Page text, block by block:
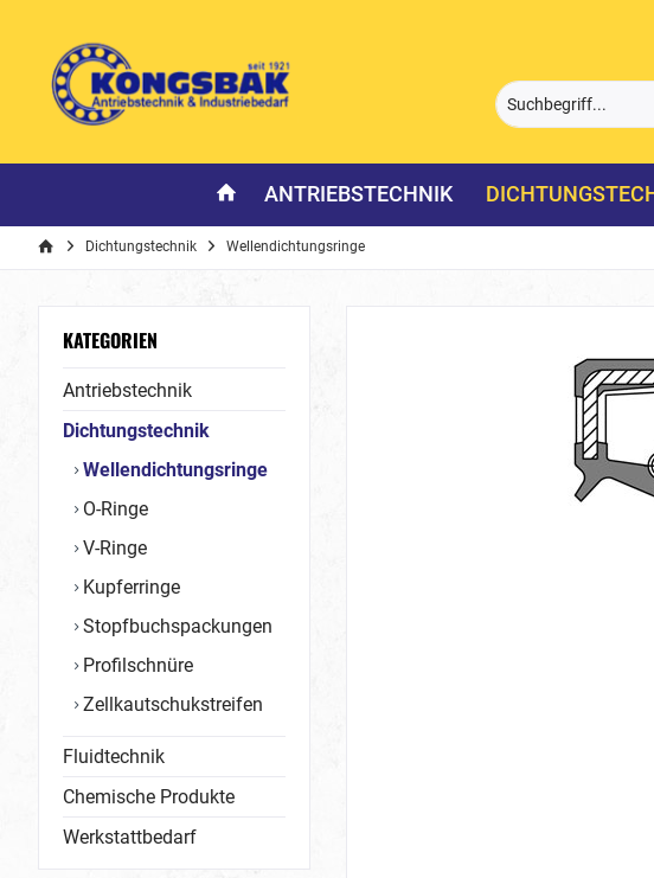
ANTRIEBSTECHNIK
Dichtungstechnik Wellendichtungsringe
KATEGORIEN
Antriebstechnik
Dichtungstechnik
Wellendichtungsringe
O-Ringe
V-Ringe
Kupferringe
Stopfbuchspackungen
Profilschnüre
Zellkautschukstreifen
Fluidtechnik
Chemische Produkte
Werkstattbedarf